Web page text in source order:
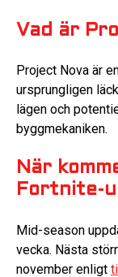
Vad är
Project Nova är
ursprungligen
lägen och
byggmekaniken.
När
Fortnite-
Mid-season
vecka. Nästa
november enligt